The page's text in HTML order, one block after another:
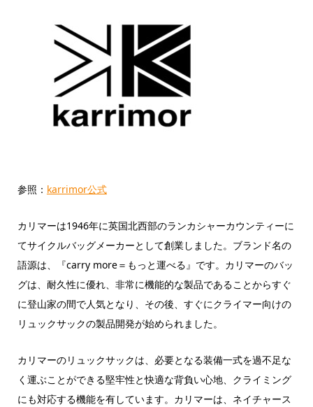
参照： karrimor公式
カリマーは1946年に英国北西部のランカシャーカウンティーに
てサイクルバッグメーカーとして創業しました。ブランド名の
語源は、『carry more＝もっと運べる』です。カリマーのバッ
グは、耐久性に優れ、非常に機能的な製品であることからすぐ
に登山家の間で人気となり、その後、すぐにクライマー向けの
リュックサックの製品開発が始められました。
カリマーのリュックサックは、必要となる装備一式を過不足な
く運ぶことができる堅牢性と快適な背負い心地、クライミング
にも対応する機能を有しています。カリマーは、ネイチャース